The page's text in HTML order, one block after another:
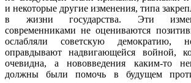
и некоторые другие изменения, типа
в жизни государства. Эти
современниками не оцениваются
ослабляли советскую демократию,
оправдывают надвигающейся войной,
очевидна, а нововведения каким-то
должны были помочь в будущем